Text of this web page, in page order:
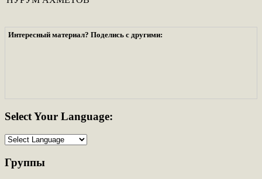
Интересный материал? Поделись с другими:
SelectYour Language:
Группы